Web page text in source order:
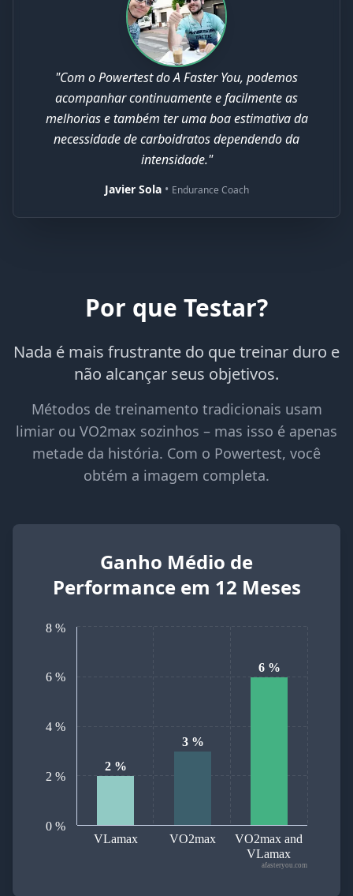
"Com o Powertest do A Faster You, podemos
acompanhar continuamente e facilmente as
melhorias e também ter uma boa estimativa da
necessidade de carboidratos dependendo da
intensidade."
Javier Sola• Endurance Coach
Por que Testar?
Nada é mais frustrante do que treinar duro e
não alcançar seus objetivos.
Métodos de treinamento tradicionais usam
limiar ou VO2max sozinhos – mas isso é apenas
metade da história. Com o Powertest, você
obtém a imagem completa.
Ganho Médio de
Performance em 12 Meses
2 %
3 %
6 %
VLamax VO2max
VO2max and
VLamax
0 %
2 %
4 %
6 %
8 %
afasteryou.com